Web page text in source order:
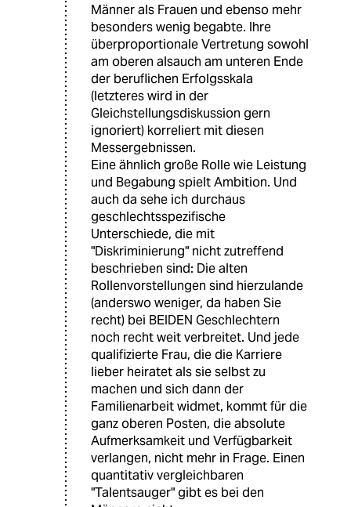
Männer als Frauen und ebenso mehr
besonders wenig begabte. Ihre
überproportionale Vertretung sowohl
am oberen alsauch am unteren Ende
der beruflichen Erfolgsskala
(letzteres wird in der
Gleichstellungsdiskussion gern
ignoriert) korreliert mit diesen
Messergebnissen.
Eine ähnlich große Rolle wie Leistung
und Begabung spielt Ambition. Und
auch da sehe ich durchaus
geschlechtsspezifische
Unterschiede, die mit
"Diskriminierung" nicht zutreffend
beschrieben sind: Die alten
Rollenvorstellungen sind hierzulande
(anderswo weniger, da haben Sie
recht) bei BEIDEN Geschlechtern
noch recht weit verbreitet. Und jede
qualifizierte Frau, die die Karriere
lieber heiratet als sie selbst zu
machen und sich dann der
Familienarbeit widmet, kommt für die
ganz oberen Posten, die absolute
Aufmerksamkeit und Verfügbarkeit
verlangen, nicht mehr in Frage. Einen
quantitativ vergleichbaren
"Talentsauger" gibt es bei den